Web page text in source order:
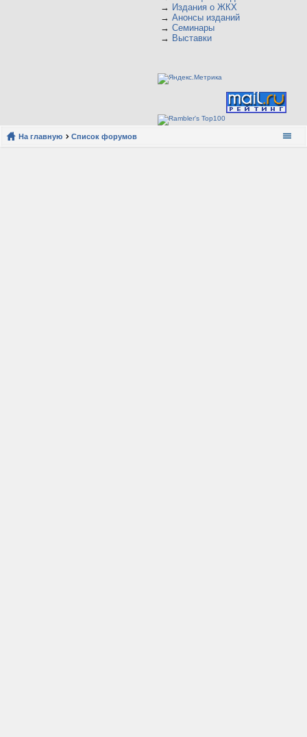
→ Издания о ЖКХ
→ Анонсы изданий
→ Семинары
→ Выставки
На главную Список форумов